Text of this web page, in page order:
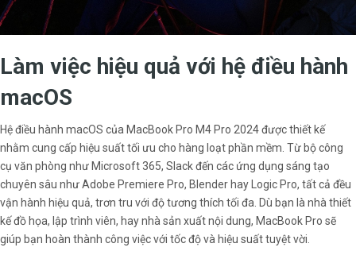
Làm việc hiệu quả với hệ điều hành
macOS
Hệ điều hành macOS của MacBook Pro M4 Pro 2024 được thiết kế
nhằm cung cấp hiệu suất tối ưu cho hàng loạt phần mềm. Từ bộ công
cụ văn phòng như Microsoft 365, Slack đến các ứng dụng sáng tạo
chuyên sâu như Adobe Premiere Pro, Blender hay Logic Pro, tất cả đều
vận hành hiệu quả, trơn tru với độ tương thích tối đa. Dù bạn là nhà thiết
kế đồ họa, lập trình viên, hay nhà sản xuất nội dung, MacBook Pro sẽ
giúp bạn hoàn thành công việc với tốc độ và hiệu suất tuyệt vời.